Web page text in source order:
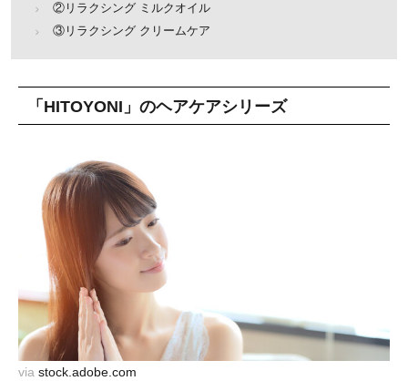
②リラクシング ミルクオイル
③リラクシング クリームケア
「HITOYONI」のヘアケアシリーズ
via stock.adobe.com